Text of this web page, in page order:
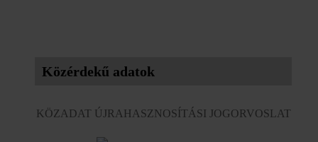
Közérdekű adatok
KÖZADAT ÚJRAHASZNOSÍTÁSI JOGORVOSLAT